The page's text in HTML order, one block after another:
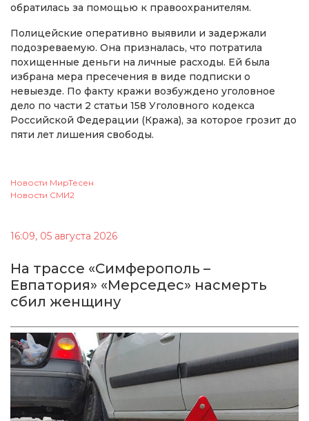
обратилась за помощью к правоохранителям.
Полицейские оперативно выявили и задержали
подозреваемую. Она призналась, что потратила
похищенные деньги на личные расходы. Ей была
избрана мера пресечения в виде подписки о
невыезде. По факту кражи возбуждено уголовное
дело по части 2 статьи 158 Уголовного кодекса
Российской Федерации (Кража), за которое грозит до
пяти лет лишения свободы.
Новости МирТесен
Новости СМИ2
16:09, 05 августа 2026
На трассе «Симферополь –
Евпатория» «Мерседес» насмерть
сбил женщину